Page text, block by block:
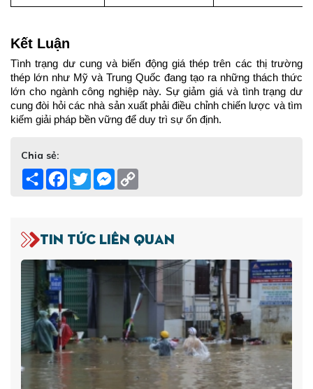
Kết Luận
Tình trạng dư cung và biến động giá thép trên các thị trường
thép lớn như Mỹ và Trung Quốc đang tạo ra những thách thức
lớn cho ngành công nghiệp này. Sự giảm giá và tình trạng dư
cung đòi hỏi các nhà sản xuất phải điều chỉnh chiến lược và tìm
kiếm giải pháp bền vững để duy trì sự ổn định.
Chia sẻ:
ShareFacebook
TwitterMessenger
Tin tức liên quan